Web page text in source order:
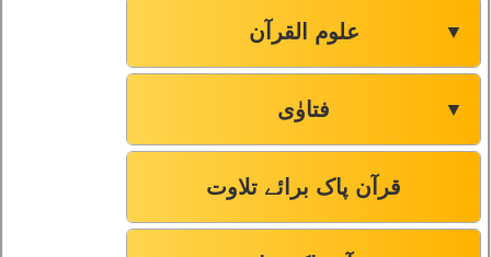
علوم القرآن ▼
فتاوٰی ▼
قرآن پاک برائے تلاوت